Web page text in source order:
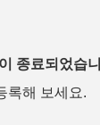
종료되었습
록해 보세요.